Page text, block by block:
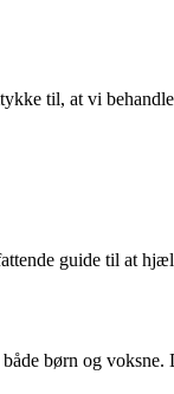
til, at vi
guide til at
børn og voksne.